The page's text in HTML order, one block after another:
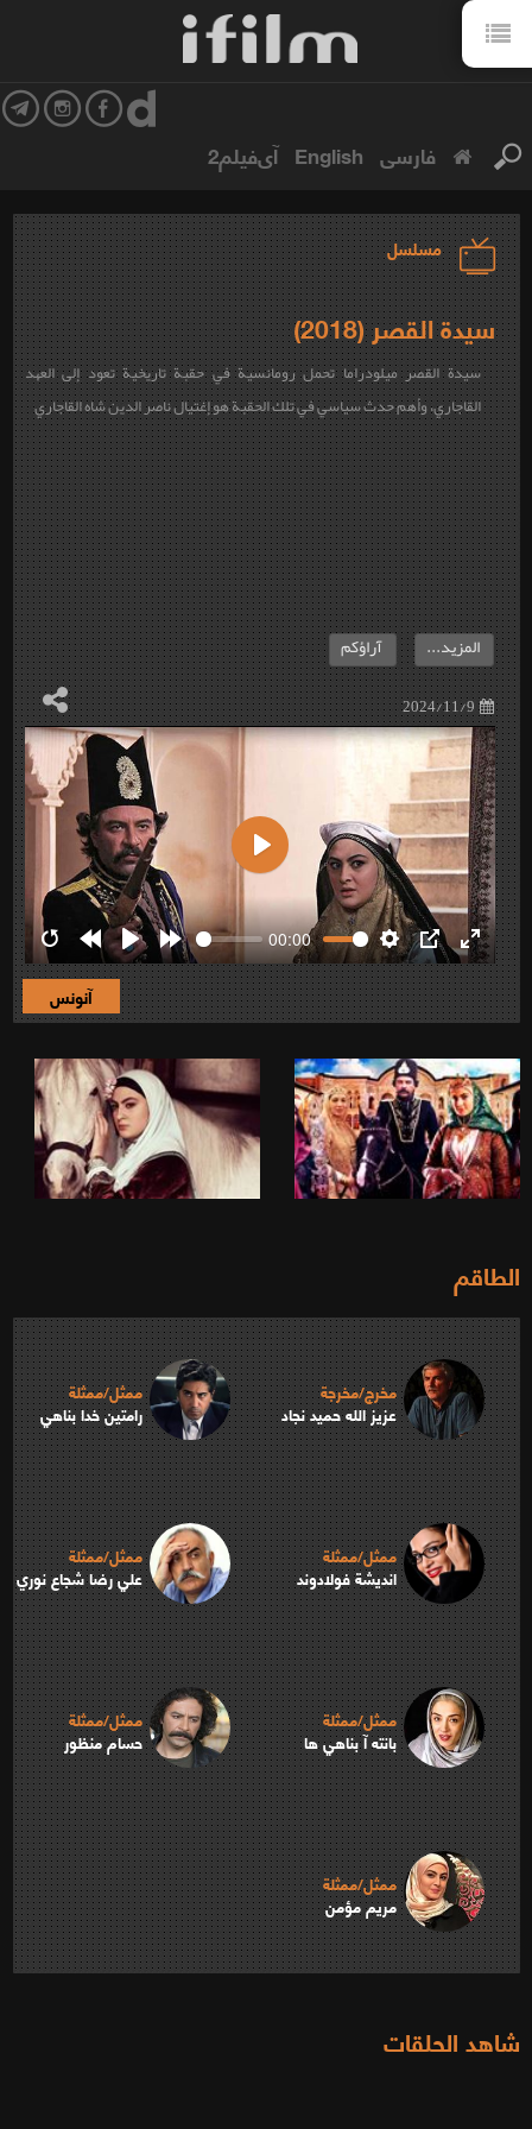
فارسی English آی‌فیلم2
مسلسل
سيدة القصر (2018)
سيدة القصر ميلودراما تحمل رومانسية في حقبة تاريخية تعود إلى العهد
القاجاري، وأهم حدث سياسي في تلك الحقبة هو إغتيال ناصر الدين شاه القاجاري
2024/11/9
المزيد... آراؤكم
RestartRewind
10s
Play Forward
10s
00:00
Settings
PIP Enter
Play
آنونس
الطاقم
مخرج/مخرجة
عزيز الله حميد نجاد
ممثل/ممثلة
رامتين خدا بناهي
ممثل/ممثلة
انديشة فولادوند
ممثل/ممثلة
علي رضا شجاع نوري
ممثل/ممثلة
بانته آ بناهي ها
ممثل/ممثلة
حسام منظور
ممثل/ممثلة
مريم مؤمن
شاهد الحلقات